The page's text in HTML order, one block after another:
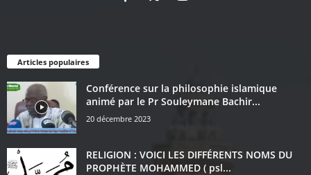
Articles populaires
Conférence sur la philosophie islamique
animé par le Pr Souleymane Bachir...
20 décembre 2023
RELIGION : VOICI LES DIFFÉRENTS NOMS DU
PROPHÈTE MOHAMMED ( psl...